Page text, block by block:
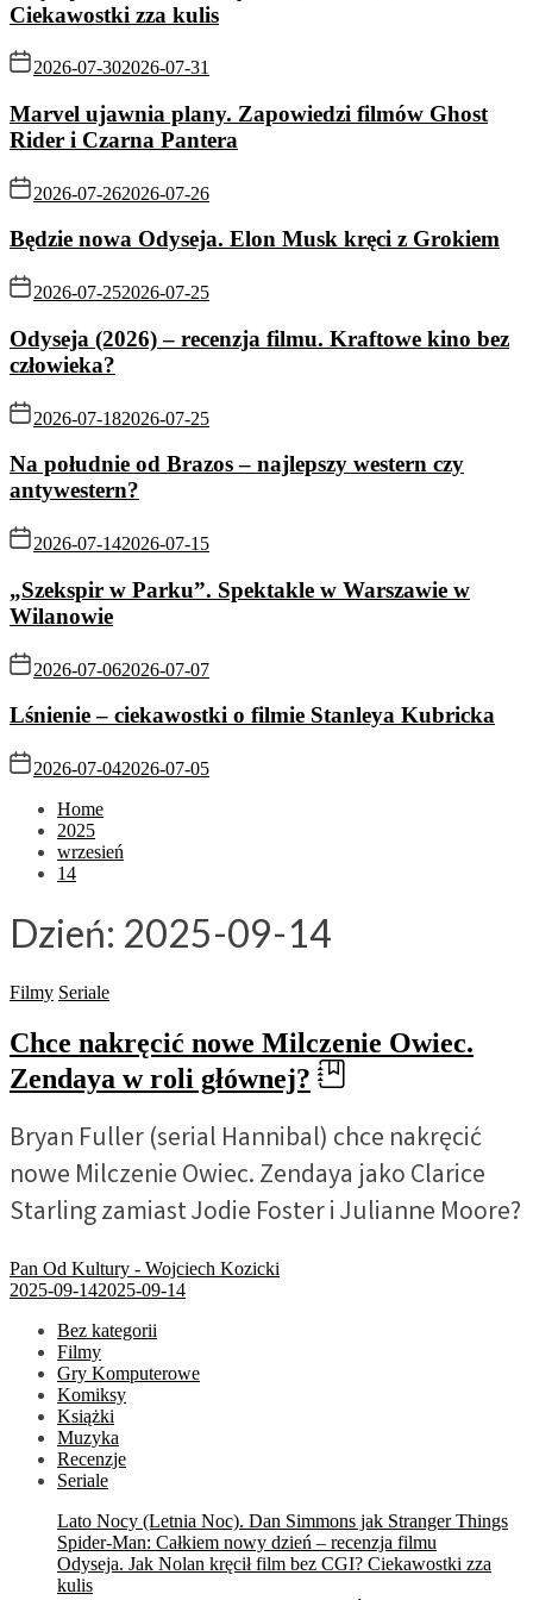
Ciekawostki zza kulis
2026-07-302026-07-31
Marvel ujawnia plany. Zapowiedzi filmów Ghost
Rider i Czarna Pantera
2026-07-262026-07-26
Będzie nowa Odyseja. Elon Musk kręci z Grokiem
2026-07-252026-07-25
Odyseja (2026) – recenzja filmu. Kraftowe kino bez
człowieka?
2026-07-182026-07-25
Na południe od Brazos – najlepszy western czy
antywestern?
2026-07-142026-07-15
„Szekspir w Parku”. Spektakle w Warszawie w
Wilanowie
2026-07-062026-07-07
Lśnienie – ciekawostki o filmie Stanleya Kubricka
2026-07-042026-07-05
Home
2025
wrzesień
14
Dzień: 2025-09-14
Filmy Seriale
Chce nakręcić nowe Milczenie Owiec.
Zendaya w roli głównej?
Bryan Fuller (serial Hannibal) chce nakręcić
nowe Milczenie Owiec. Zendaya jako Clarice
Starling zamiast Jodie Foster i Julianne Moore?
Pan Od Kultury - Wojciech Kozicki
2025-09-142025-09-14
Bez kategorii
Filmy
Gry Komputerowe
Komiksy
Książki
Muzyka
Recenzje
Seriale
Lato Nocy (Letnia Noc). Dan Simmons jak Stranger Things
Spider-Man: Całkiem nowy dzień – recenzja filmu
Odyseja. Jak Nolan kręcił film bez CGI? Ciekawostki zza
kulis